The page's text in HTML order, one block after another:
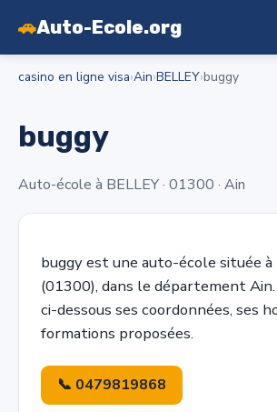
🚗Auto-Ecole.org
casino en ligne visa›Ain›BELLEY›buggy
buggy
Auto-école à BELLEY · 01300 · Ain
buggy est une auto-école située à
(01300), dans le département
ci-dessous ses coordonnées, ses
formations proposées.
📞 0479819868